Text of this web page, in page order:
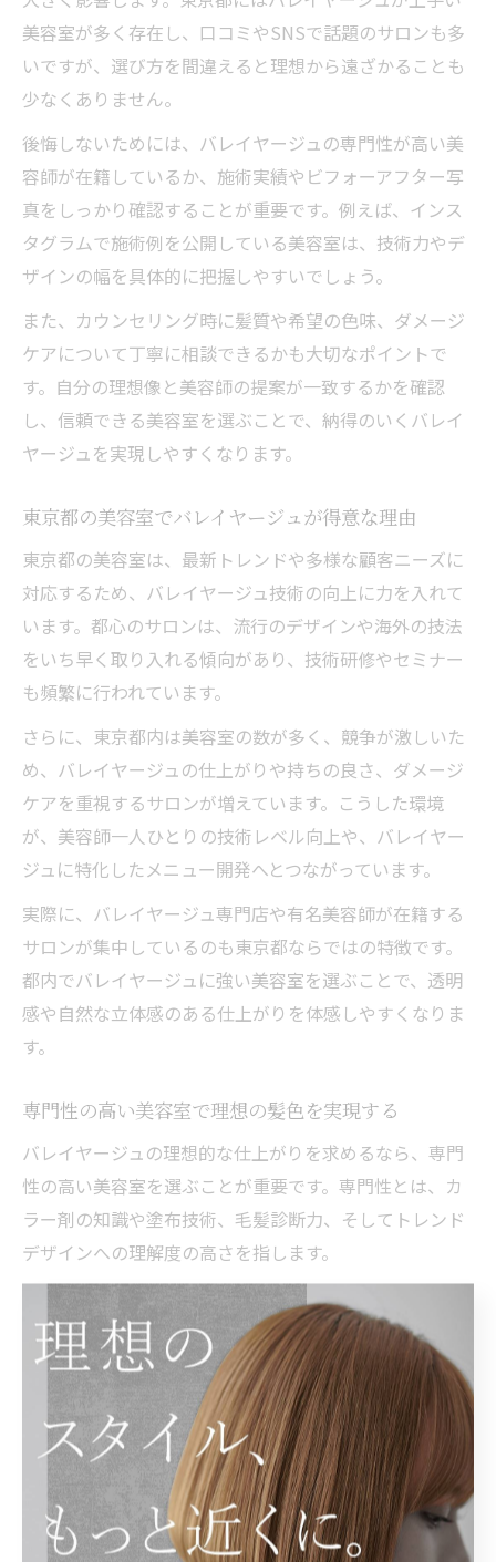
美容室が多く存在し、口コミやSNSで話題のサロンも多
いですが、選び方を間違えると理想から遠ざかることも
少なくありません。
後悔しないためには、バレイヤージュの専門性が高い美
容師が在籍しているか、施術実績やビフォーアフター写
真をしっかり確認することが重要です。例えば、インス
タグラムで施術例を公開している美容室は、技術力やデ
ザインの幅を具体的に把握しやすいでしょう。
また、カウンセリング時に髪質や希望の色味、ダメージ
ケアについて丁寧に相談できるかも大切なポイントで
す。自分の理想像と美容師の提案が一致するかを確認
し、信頼できる美容室を選ぶことで、納得のいくバレイ
ヤージュを実現しやすくなります。
東京都の美容室でバレイヤージュが得意な理由
東京都の美容室は、最新トレンドや多様な顧客ニーズに
対応するため、バレイヤージュ技術の向上に力を入れて
います。都心のサロンは、流行のデザインや海外の技法
をいち早く取り入れる傾向があり、技術研修やセミナー
も頻繁に行われています。
さらに、東京都内は美容室の数が多く、競争が激しいた
め、バレイヤージュの仕上がりや持ちの良さ、ダメージ
ケアを重視するサロンが増えています。こうした環境
が、美容師一人ひとりの技術レベル向上や、バレイヤー
ジュに特化したメニュー開発へとつながっています。
実際に、バレイヤージュ専門店や有名美容師が在籍する
サロンが集中しているのも東京都ならではの特徴です。
都内でバレイヤージュに強い美容室を選ぶことで、透明
感や自然な立体感のある仕上がりを体感しやすくなりま
す。
専門性の高い美容室で理想の髪色を実現する
バレイヤージュの理想的な仕上がりを求めるなら、専門
性の高い美容室を選ぶことが重要です。専門性とは、カ
ラー剤の知識や塗布技術、毛髪診断力、そしてトレンド
デザインへの理解度の高さを指します。
例えば、カウンセリングで髪質やダメージレベル、希望
の色味まで細かくヒアリングし、1人ひとりに合わせた
提案をしてくれる美容室は信頼度が高いといえます。薬
剤選びや塗布の工夫によって、ダメージを最小限に抑え
つつ、透明感やツヤ感を両立したバレイヤージュを実現
できます。
また、施術後のホームケアや色落ち対策のアドバイスが
充実している美容室は、長く理想の髪色を楽しむために